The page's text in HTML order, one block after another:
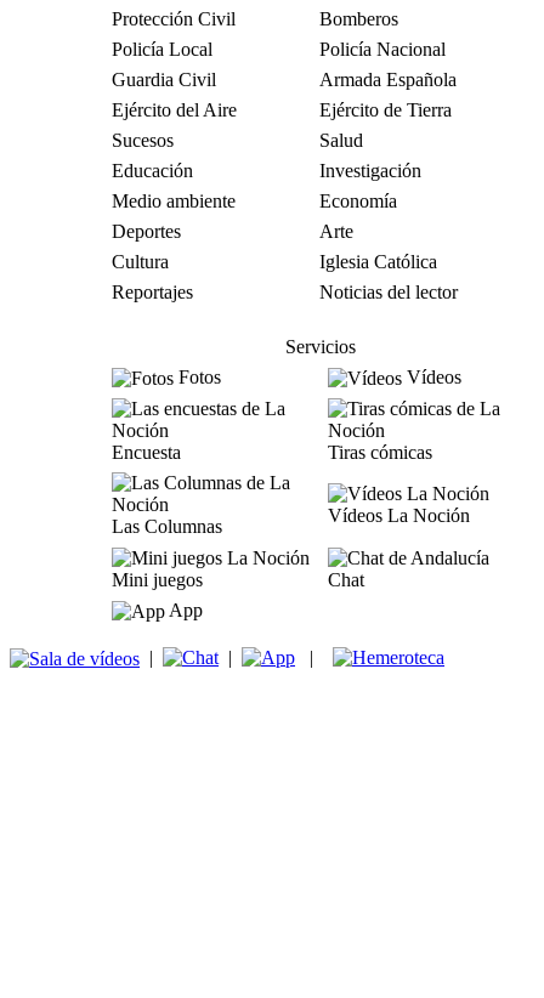
Protección Civil
Bomberos
Policía Local
Policía Nacional
Guardia Civil
Armada Española
Ejército del Aire
Ejército de Tierra
Sucesos
Salud
Educación
Investigación
Medio ambiente
Economía
Deportes
Arte
Cultura
Iglesia Católica
Reportajes
Noticias del lector
Servicios
Fotos
Vídeos
Encuesta Tiras cómicas
Las Columnas
Vídeos La Noción
Mini juegos
Chat
App
| | |